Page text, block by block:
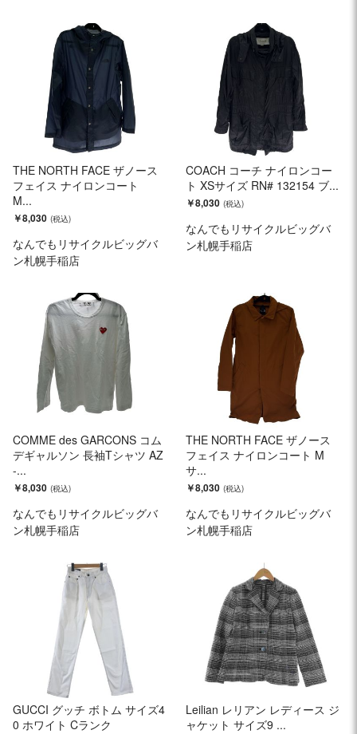
THE NORTH FACE ザノース
フェイス ナイロンコート
M...
￥8,030
なんでもリサイクルビッグバ
ン札幌手稲店
COACH コーチ ナイロンコー
ト XSサイズ RN# 132154 ブ...
￥8,030
なんでもリサイクルビッグバ
ン札幌手稲店
COMME des GARCONS コム
デギャルソン 長袖Tシャツ AZ
-...
￥8,030
なんでもリサイクルビッグバ
ン札幌手稲店
THE NORTH FACE ザノース
フェイス ナイロンコート M
サ...
￥8,030
なんでもリサイクルビッグバ
ン札幌手稲店
GUCCI グッチ ボトム サイズ4
0 ホワイト Cランク
Leilian レリアン レディース ジ
ャケット サイズ9 ...